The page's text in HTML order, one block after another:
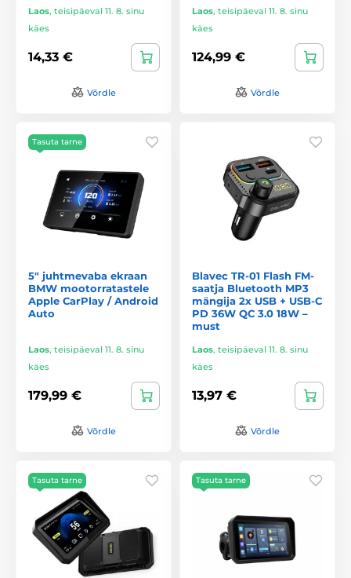
Laos, teisipäeval 11. 8. sinu
käes
14,33 €
Võrdle
Laos, teisipäeval 11. 8. sinu
käes
124,99 €
Võrdle
Tasuta tarne
5" juhtmevaba ekraan
BMW mootorratastele
Apple CarPlay / Android
Auto
Laos, teisipäeval 11. 8. sinu
käes
179,99 €
Võrdle
Blavec TR-01 Flash FM-
saatja Bluetooth MP3
mängija 2x USB + USB-C
PD 36W QC 3.0 18W –
must
Laos, teisipäeval 11. 8. sinu
käes
13,97 €
Võrdle
Tasuta tarne Tasuta tarne